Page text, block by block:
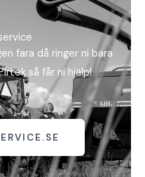
fara då ringer ni bara
så får ni hjälp!